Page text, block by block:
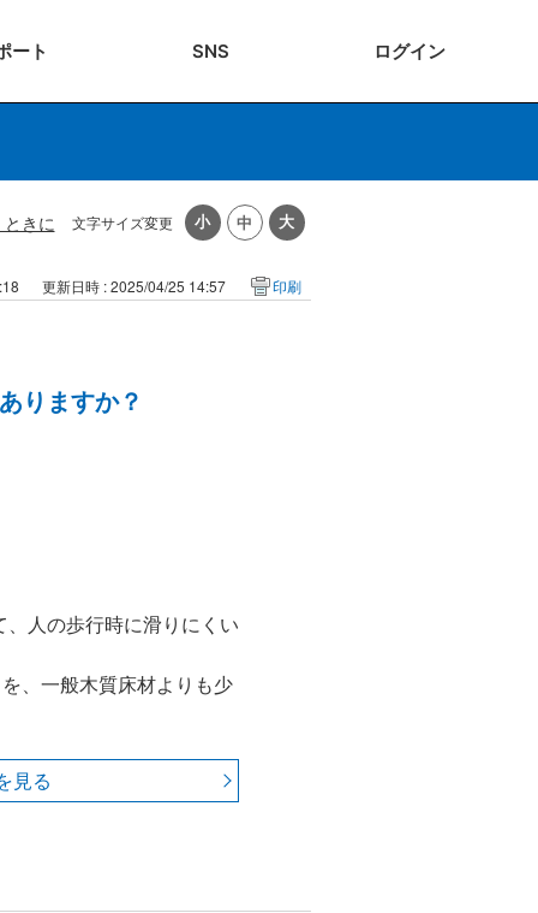
ート SNS ログイン
文字サイズ変更
きに
更新日時 : 2025/04/25 14:57 印刷
りますか？
人の歩行時に滑りにくい
、一般木質床材よりも少
見る